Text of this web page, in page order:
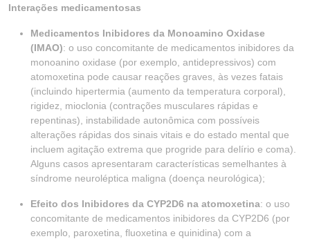
Interações medicamentosas
Medicamentos Inibidores da Monoamino Oxidase
(IMAO): o uso concomitante de medicamentos inibidores da
monoanino oxidase (por exemplo, antidepressivos) com
atomoxetina pode causar reações graves, às vezes fatais
(incluindo hipertermia (aumento da temperatura corporal),
rigidez, mioclonia (contrações musculares rápidas e
repentinas), instabilidade autonômica com possíveis
alterações rápidas dos sinais vitais e do estado mental que
incluem agitação extrema que progride para delírio e coma).
Alguns casos apresentaram características semelhantes à
síndrome neuroléptica maligna (doença neurológica);
Efeito dos Inibidores da CYP2D6 na atomoxetina: o uso
concomitante de medicamentos inibidores da CYP2D6 (por
exemplo, paroxetina, fluoxetina e quinidina) com a